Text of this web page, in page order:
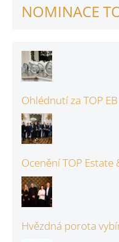
NOMINACE
Ohlédnutí za TOP
Ocenění TOP Estate
Hvězdná porota